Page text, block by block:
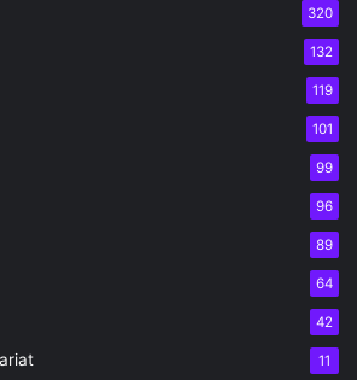
320
132
119
101
99
96
89
64
42
11